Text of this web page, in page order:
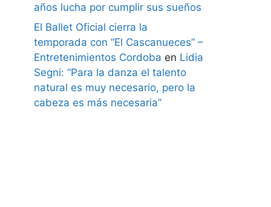
años lucha por cumplir sus sueños
El Ballet Oficial cierra la
temporada con “El Cascanueces” –
Entretenimientos Cordoba en Lidia
Segni: “Para la danza el talento
natural es muy necesario, pero la
cabeza es más necesaria”